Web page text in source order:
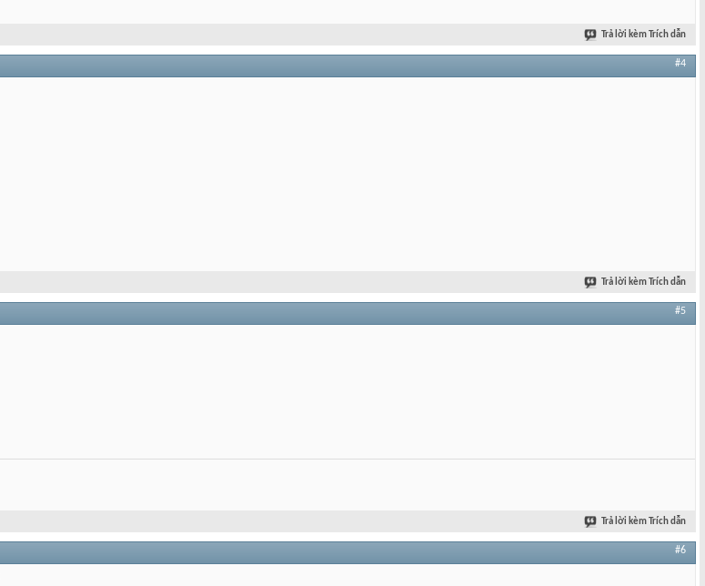
Trả lời kèm Trích dẫn
#4
Trả lời kèm Trích dẫn
#5
Trả lời kèm Trích dẫn
#6